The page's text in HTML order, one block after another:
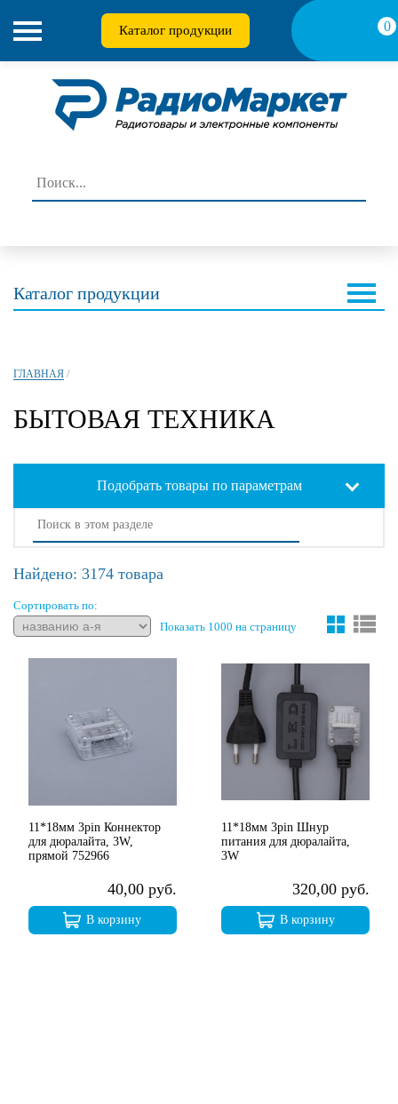
Каталог продукции 0
Каталог продукции
ГЛАВНАЯ /
БЫТОВАЯ ТЕХНИКА
Подобрать товары по параметрам
Найдено: 3174 товара
Сортировать по:
Показать 1000 на страницу
11*18мм 3pin Коннектор
для дюралайта, 3W,
прямой 752966
40,00 руб.
В корзину
11*18мм 3pin Шнур
питания для дюралайта,
3W
320,00 руб.
В корзину